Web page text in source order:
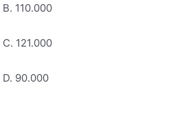
B. 110.000
C. 121.000
D. 90.000